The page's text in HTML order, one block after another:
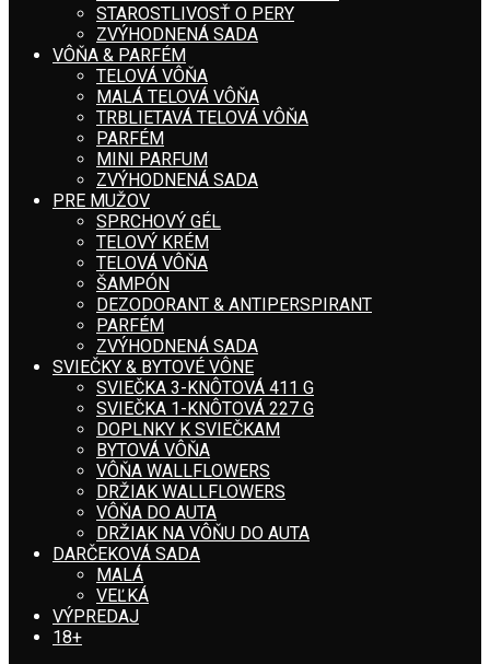
STAROSTLIVOSŤ O PERY
ZVÝHODNENÁ SADA
VÔŇA & PARFÉM
TELOVÁ VÔŇA
MALÁ TELOVÁ VÔŇA
TRBLIETAVÁ TELOVÁ VÔŇA
PARFÉM
MINI PARFUM
ZVÝHODNENÁ SADA
PRE MUŽOV
SPRCHOVÝ GÉL
TELOVÝ KRÉM
TELOVÁ VÔŇA
ŠAMPÓN
DEZODORANT & ANTIPERSPIRANT
PARFÉM
ZVÝHODNENÁ SADA
SVIEČKY & BYTOVÉ VÔNE
SVIEČKA 3-KNÔTOVÁ 411 G
SVIEČKA 1-KNÔTOVÁ 227 G
DOPLNKY K SVIEČKAM
BYTOVÁ VÔŇA
VÔŇA WALLFLOWERS
DRŽIAK WALLFLOWERS
VÔŇA DO AUTA
DRŽIAK NA VÔŇU DO AUTA
DARČEKOVÁ SADA
MALÁ
VEĽKÁ
VÝPREDAJ
18+